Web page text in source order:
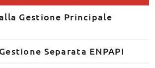
Gestione Principale
Separata ENPAPI